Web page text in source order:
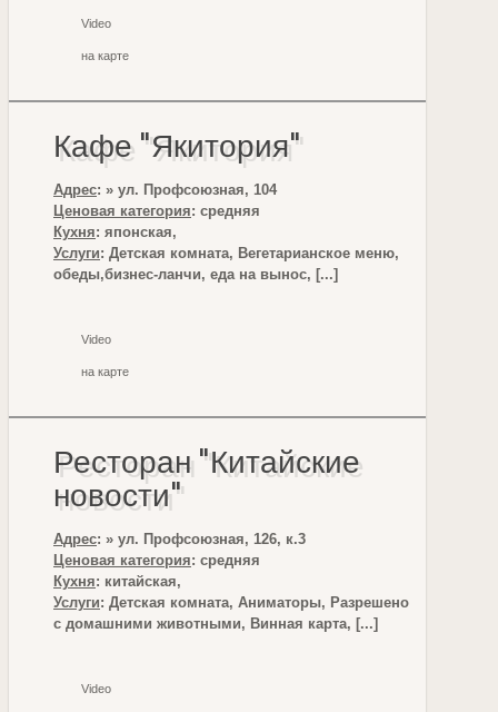
Video
на карте
Кафе "Якитория"
Адрес: » ул. Профсоюзная, 104
Ценовая категория: средняя
Кухня: японская,
Услуги: Детская комната, Вегетарианское меню,
обеды,бизнес-ланчи, еда на вынос, [...]
Video
на карте
Ресторан "Китайские
новости"
Адрес: » ул. Профсоюзная, 126, к.3
Ценовая категория: средняя
Кухня: китайская,
Услуги: Детская комната, Аниматоры, Разрешено
с домашними животными, Винная карта, [...]
Video